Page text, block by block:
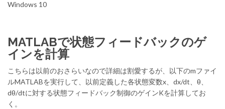
Windows 10
MATLABで状態フィードバックのゲ
インを計算
こちらは以前のおさらいなので詳細は割愛するが、以下のmファイ
ルMATLABを実行して、以前定義した各状態変数x、dx/dt、θ、
dθ/dtに対する状態フィードバック制御のゲインKを計算してお
く。